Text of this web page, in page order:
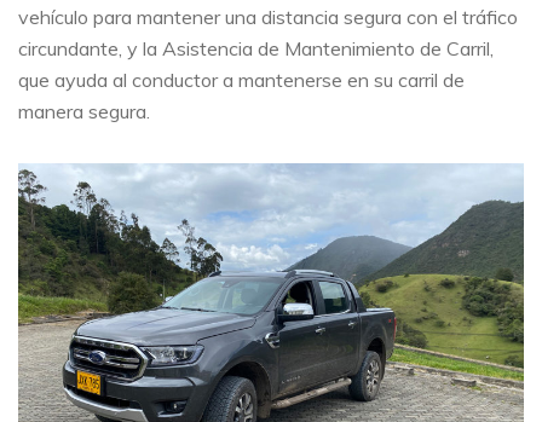
vehículo para mantener una distancia segura con el tráfico
circundante, y la Asistencia de Mantenimiento de Carril,
que ayuda al conductor a mantenerse en su carril de
manera segura.